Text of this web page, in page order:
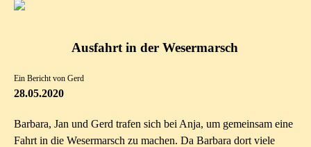
Ausfahrt in der Wesermarsch
Ein Bericht von Gerd
28.05.2020
Barbara, Jan und Gerd trafen sich bei Anja, um gemeinsam eine
Fahrt in die Wesermarsch zu machen. Da Barbara dort viele